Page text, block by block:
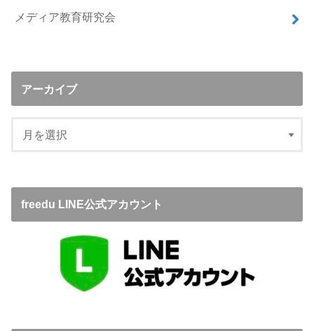
メディア教育研究会
アーカイブ
freedu LINE公式アカウント